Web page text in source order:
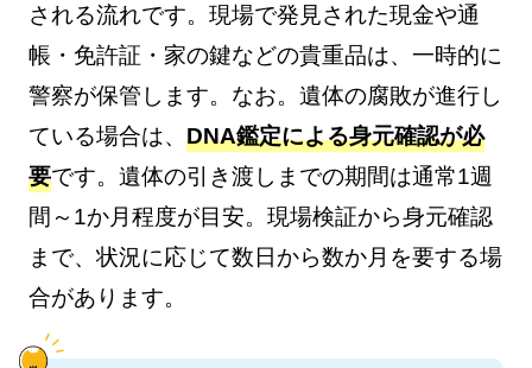
される流れです。現場で発見された現金や通
帳・免許証・家の鍵などの貴重品は、一時的に
警察が保管します。なお。遺体の腐敗が進行し
ている場合は、 DNA鑑定による身元確認が必
要です。遺体の引き渡しまでの期間は通常1週
間～1か月程度が目安。現場検証から身元確認
まで、状況に応じて数日から数か月を要する場
合があります。